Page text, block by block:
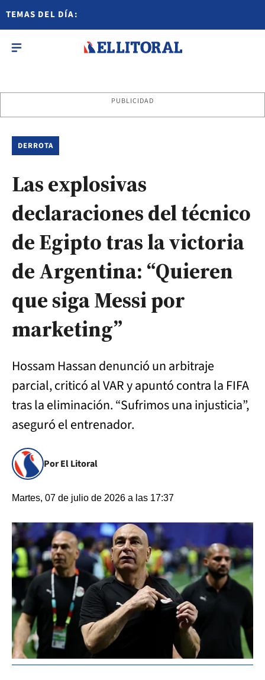
TEMAS DEL DÍA:
PUBLICIDAD
DERROTA
Las explosivas
declaraciones del técnico
de Egipto tras la victoria
de Argentina: “Quieren
que siga Messi por
marketing”
Hossam Hassan denunció un arbitraje
parcial, criticó al VAR y apuntó contra la FIFA
tras la eliminación. “Sufrimos una injusticia”,
aseguró el entrenador.
Por El Litoral
Martes, 07 de julio de 2026 a las 17:37